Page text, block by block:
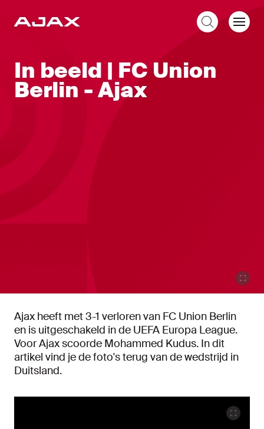
In beeld | FC Union
Berlin - Ajax
Ajax heeft met 3-1 verloren van FC Union Berlin
en is uitgeschakeld in de UEFA Europa League.
Voor Ajax scoorde Mohammed Kudus. In dit
artikel vind je de foto's terug van de wedstrijd in
Duitsland.